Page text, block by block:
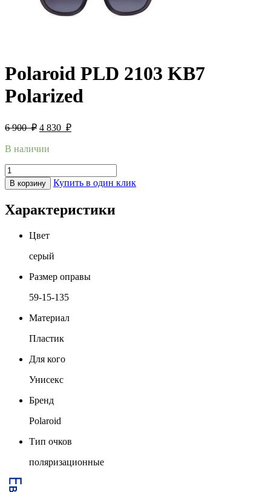
Polaroid PLD 2103 KB7
Polarized
6 900₽ 4 830 ₽
В наличии
В корзину Купить в один клик
Характеристики
Цвет
серый
Размер оправы
59-15-135
Материал
Пластик
Для кого
Унисекс
Бренд
Polaroid
Тип очков
поляризационные